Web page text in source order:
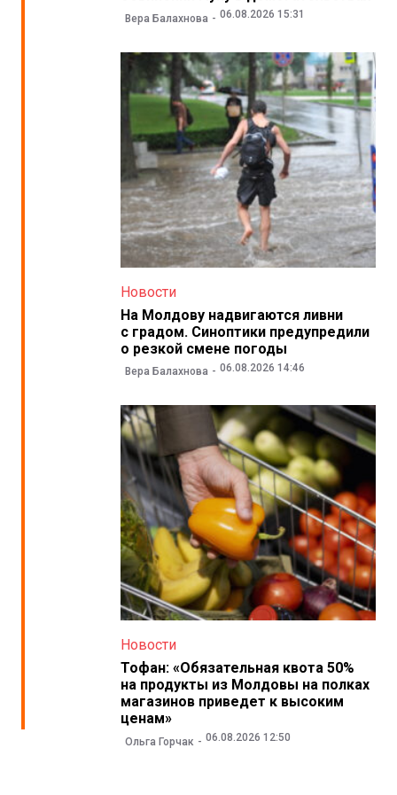
Вера Балахнова 06.08.2026 15:31
Новости
На Молдову надвигаются ливни
с градом. Синоптики предупредили
о резкой смене погоды
Вера Балахнова 06.08.2026 14:46
Новости
Тофан: «Обязательная квота 50%
на продукты из Молдовы на полках
магазинов приведет к высоким
ценам»
Ольга Горчак 06.08.2026 12:50